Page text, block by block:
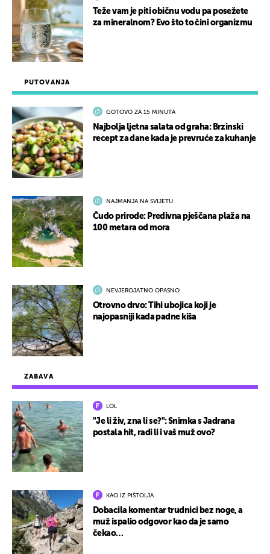
ZABAVA
LOL
"Je li živ, zna li se?": Snimka s Jadrana
postala hit, radi li i vaš muž ovo?
KAO IZ PIŠTOLJA
Dobacila komentar trudnici bez noge, a
muž ispalio odgovor kao da je samo
čekao…
PUTOVANJA
GOTOVO ZA 15 MINUTA
Najbolja ljetna salata od graha: Brzinski
recept za dane kada je prevruće za kuhanje
NAJMANJA NA SVIJETU
Čudo prirode: Predivna pješčana plaža na
100 metara od mora
NEVJEROJATNO OPASNO
Otrovno drvo: Tihi ubojica koji je
najopasniji kada padne kiša
Teže vam je piti običnu vodu pa posežete
za mineralnom? Evo što to čini organizmu